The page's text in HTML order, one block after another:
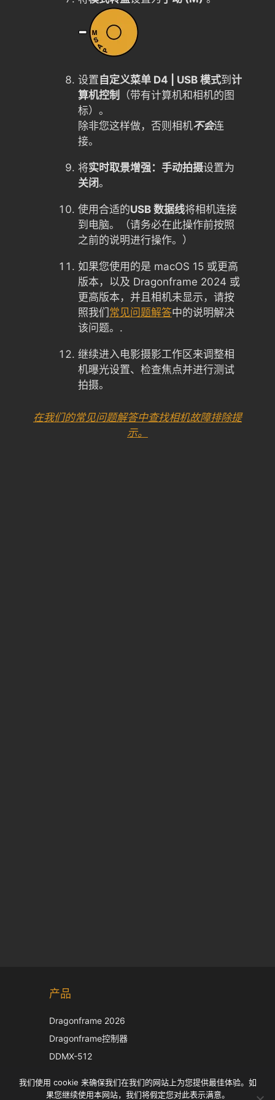
设置 自定义菜单 D4 | USB 模式到 计
算机控制
（带有计算机和相机的图
标）。
除非您这样做，否则相机不会连
接。
将实时取景增强：手动拍摄设置为
关闭。
使用合适的USB 数据线将相机连接
到电脑。（请务必在此操作前按照
之前的说明进行操作。）
如果您使用的是 macOS 15 或更高
版本，以及 Dragonframe 2024 或
更高版本，并且相机未显示，请按
照我们 常见问题解答中的说明解决
该问题。.
继续进入电影摄影工作区来调整相
机曝光设置、检查焦点并进行测试
拍摄。
在我们的常见问题解答中查找相机故障排除提
示。
产品
Dragonframe 2026
Dragonframe控制器
DDMX-512
EOS LV 校正帽
我们使用 cookie 来确保我们在我们的网站上为您提供最佳体验。如
果您继续使用本网站，我们将假定您对此表示满意。
English